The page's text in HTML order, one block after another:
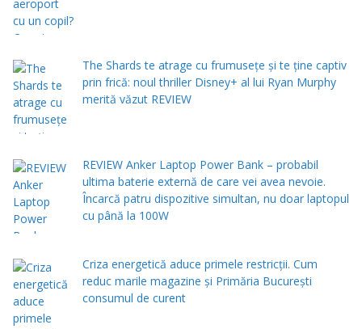
The Shards te atrage cu frumusețe și te ține captiv
prin frică: noul thriller Disney+ al lui Ryan Murphy
merită văzut REVIEW
REVIEW Anker Laptop Power Bank – probabil
ultima baterie externă de care vei avea nevoie.
Încarcă patru dispozitive simultan, nu doar laptopul
cu până la 100W
Criza energetică aduce primele restricții. Cum
reduc marile magazine și Primăria București
consumul de curent